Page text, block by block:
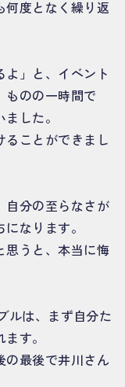
何度となく繰り返
」と、イベント
ものの一時間で
した。
ることができまし
自分の至らなさが
なります。
思うと、本当に悔
ルは、まず自分た
す。
の最後で井川さん